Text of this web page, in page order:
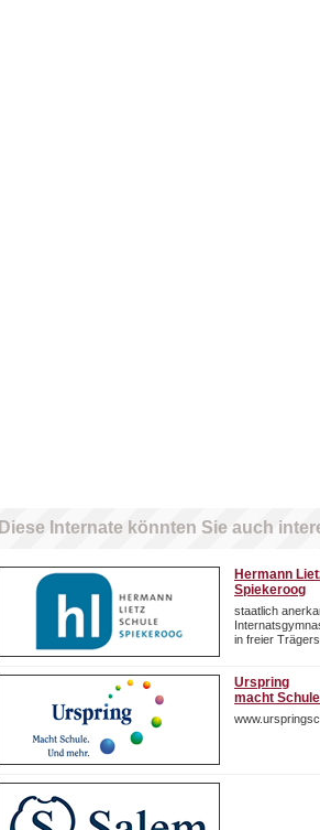
Diese Internate könnten Sie auch
Hermann
Spiekeroog
staatlich
in freier
Urspring
macht